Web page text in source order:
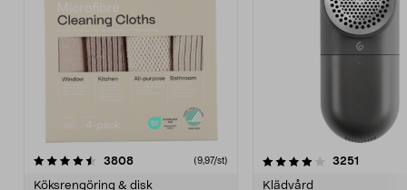
3808recensioner (9,97/st)
Köksrengöring & disk
4.0av 5 stjärnor 3251
Klädvård
4.5av 5 stjärnor